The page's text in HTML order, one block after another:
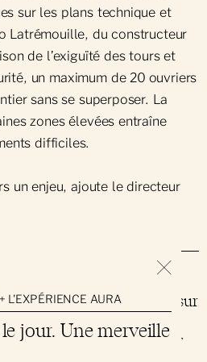
sur les plans technique et
Latrémouille, du constructeur
de l’exiguïté des tours et
un maximum de 20 ouvriers
sans se superposer. La
zones élevées entraîne
difficiles.
un enjeu, ajoute le directeur
plus quelque chose qui
d’apprentissages faits sur
montrent la
Ça s’apprend sur le tas,
L'EXPÉRIENCE AURA
jour. Une merveille